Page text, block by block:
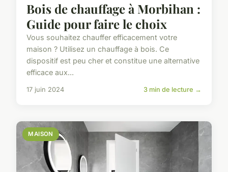
Bois de chauffage à Morbihan :
Guide pour faire le choix
Vous souhaitez chauffer efficacement votre
maison ? Utilisez un chauffage à bois. Ce
dispositif est peu cher et constitue une alternative
efficace aux...
17 juin 2024 3 min de lecture →
MAISON